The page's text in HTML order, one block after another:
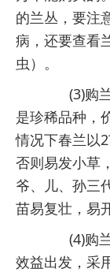
的兰丛，要注
病，还要查看
虫）。
(3)购
是珍稀品种，
情况下春兰以
否则易发小草
爷、儿、孙三
苗易复壮，易
(4)购
效益出发，采